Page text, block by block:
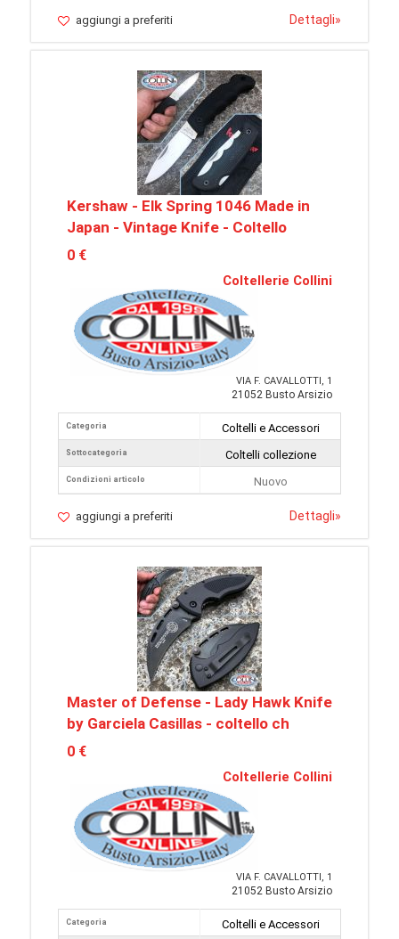
aggiungi a preferiti Dettagli»
Kershaw - Elk Spring 1046 Made in
Japan - Vintage Knife - Coltello
0 €
Coltellerie Collini
VIA F. CAVALLOTTI, 1
21052 Busto Arsizio
Categoria
Sottocategoria
Condizioni articolo
Coltelli e Accessori
Coltelli collezione
Nuovo
aggiungi a preferiti Dettagli»
Master of Defense - Lady Hawk Knife
by Garciela Casillas - coltello ch
0 €
Coltellerie Collini
VIA F. CAVALLOTTI, 1
21052 Busto Arsizio
Categoria Coltelli e Accessori